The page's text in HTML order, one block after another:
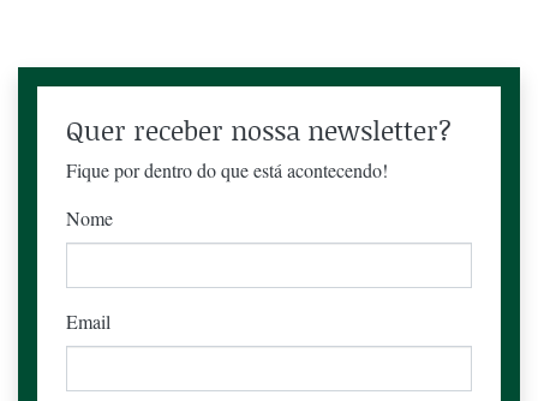
Quer receber nossa newsletter?
Fique por dentro do que está acontecendo!
Nome
Email